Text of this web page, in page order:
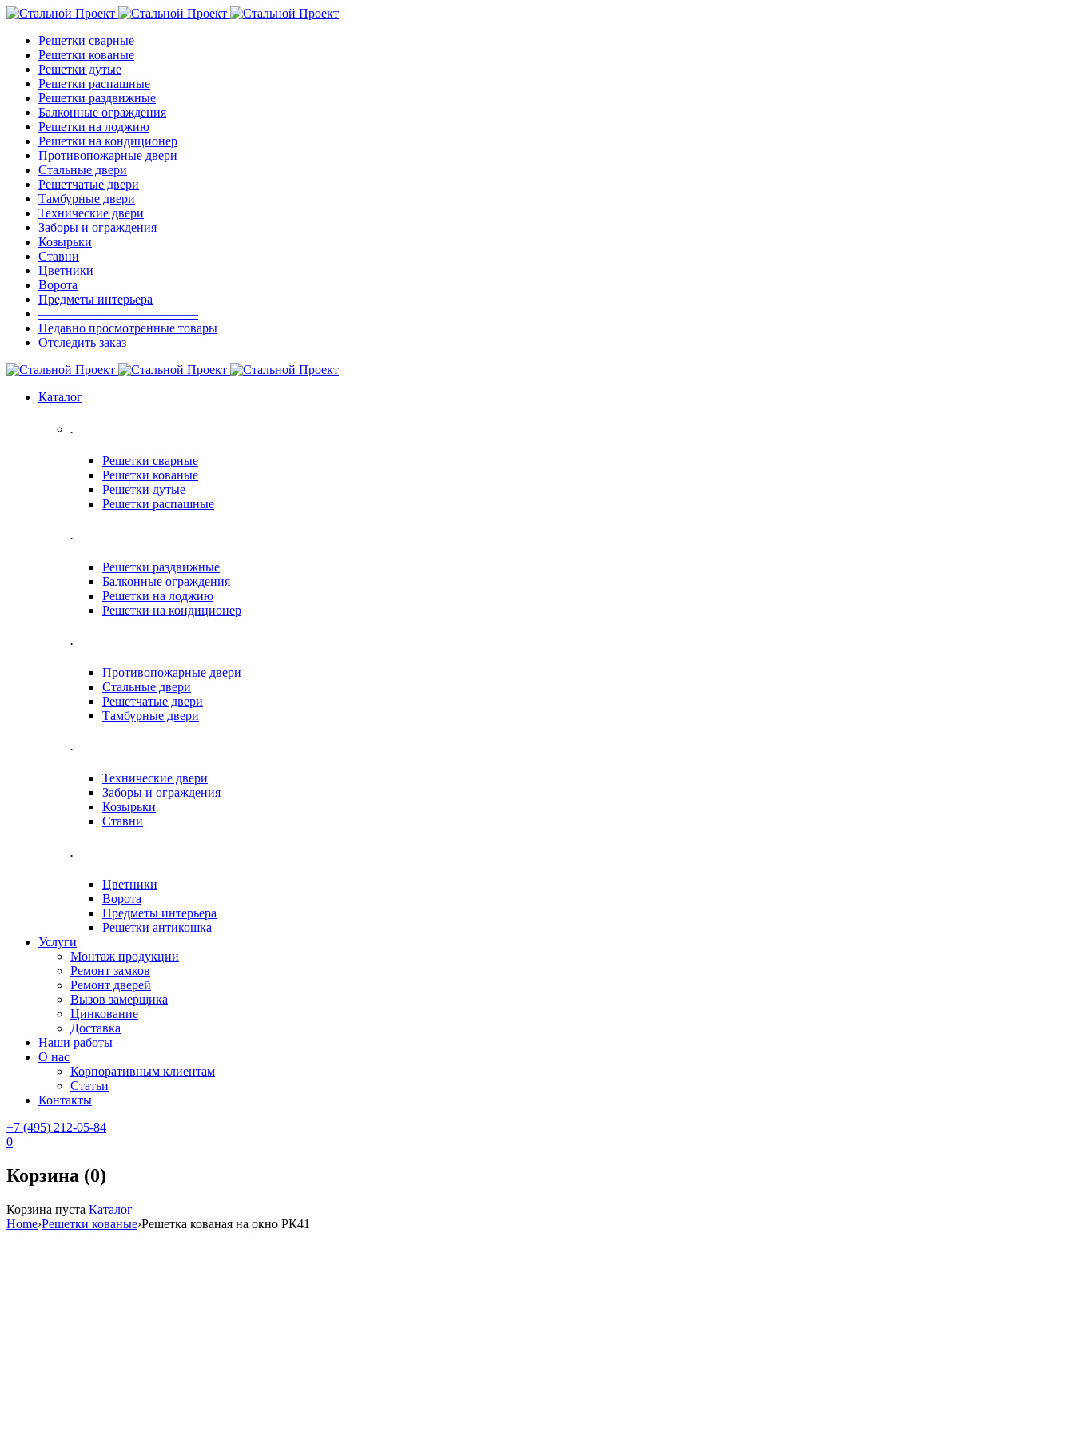
Решетки сварные
Решетки кованые
Решетки дутые
Решетки распашные
Решетки раздвижные
Балконные ограждения
Решетки на лоджию
Решетки на кондиционер
Противопожарные двери
Стальные двери
Решетчатые двери
Тамбурные двери
Технические двери
Заборы и ограждения
Козырьки
Ставни
Цветники
Ворота
Предметы интерьера
————————————–
Недавно просмотренные товары
Отследить заказ
Каталог
.
Решетки сварные
Решетки кованые
Решетки дутые
Решетки распашные
.
Решетки раздвижные
Балконные ограждения
Решетки на лоджию
Решетки на кондиционер
.
Противопожарные двери
Стальные двери
Решетчатые двери
Тамбурные двери
.
Технические двери
Заборы и ограждения
Козырьки
Ставни
.
Цветники
Ворота
Предметы интерьера
Решетки антикошка
Услуги
Монтаж продукции
Ремонт замков
Ремонт дверей
Вызов замерщика
Цинкование
Доставка
Наши работы
О нас
Корпоративным клиентам
Статьи
Контакты
+7 (495) 212-05-84
0
Корзина (0)
Корзина пуста Каталог
Home›Решетки кованые›Решетка кованая на окно РК41